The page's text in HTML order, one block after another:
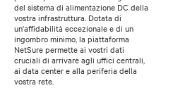
del sistema di alimentazione DC della
vostra infrastruttura. Dotata di
un'affidabilità eccezionale e di un
ingombro minimo, la piattaforma
NetSure permette ai vostri dati
cruciali di arrivare agli uffici centrali,
ai data center e alla periferia della
vostra rete.